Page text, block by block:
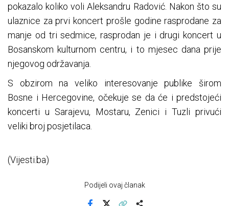
pokazalo koliko voli Aleksandru Radović. Nakon što su
ulaznice za prvi koncert prošle godine rasprodane za
manje od tri sedmice, rasprodan je i drugi koncert u
Bosanskom kulturnom centru, i to mjesec dana prije
njegovog održavanja.
S obzirom na veliko interesovanje publike širom
Bosne i Hercegovine, očekuje se da će i predstojeći
koncerti u Sarajevu, Mostaru, Zenici i Tuzli privući
veliki broj posjetilaca.
(Vijesti.ba)
Podijeli ovaj članak